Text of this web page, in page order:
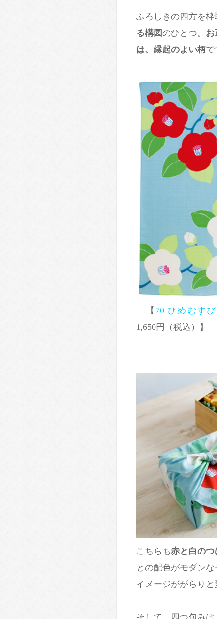
ふろしきの四方を枠
る構図のひとつ。 お
は、縁起のよい柄で
【 70 ひめむす
1,650円（税込）】
こちらも赤と白のつ
との配色がモダン
イメージががらり